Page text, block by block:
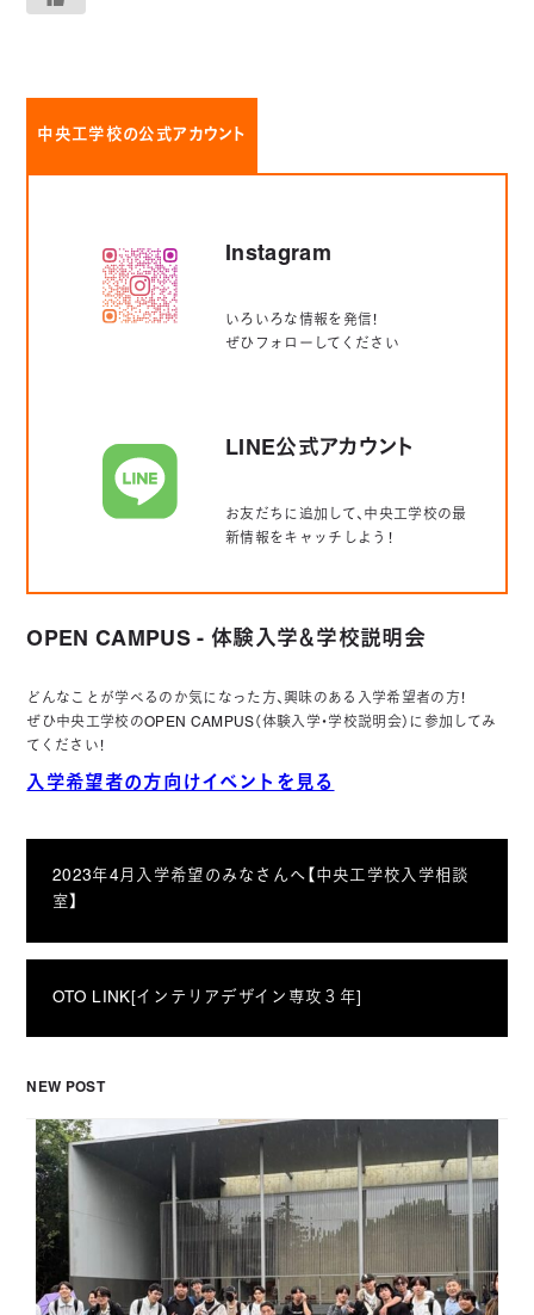
中央工学校の公式アカウント
Instagram
いろいろな情報を発信！
ぜひフォローしてください
LINE公式アカウント
お友だちに追加して、中央工学校の最
新情報をキャッチしよう！
OPEN CAMPUS - 体験入学＆学校説明会
どんなことが学べるのか気になった方、興味のある入学希望者の方！
ぜひ中央工学校のOPEN CAMPUS（体験入学・学校説明会）に参加してみ
てください！
入学希望者の方向けイベントを見る
2023年4月入学希望のみなさんへ【中央工学校入学相談
室】
OTO LINK[インテリアデザイン専攻３年]
NEW POST